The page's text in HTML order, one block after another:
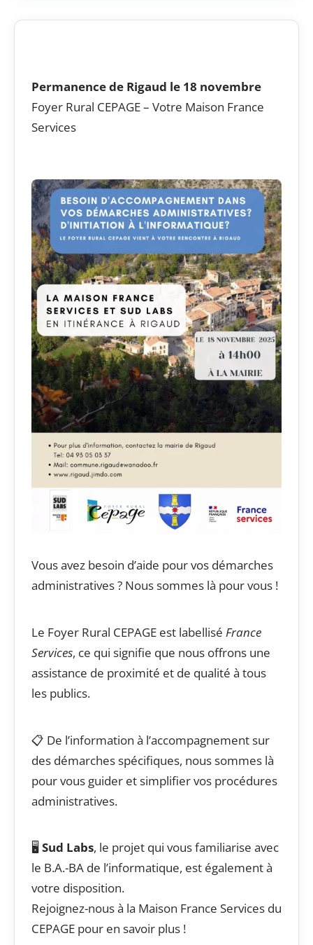
Permanence de Rigaud le 18 novembre
Foyer Rural CEPAGE – Votre Maison France
Services
Vous avez besoin d’aide pour vos démarches
administratives ? Nous sommes là pour vous !
Le Foyer Rural CEPAGE est labellisé France
Services, ce qui signifie que nous offrons une
assistance de proximité et de qualité à tous
les publics.
📋 De l’information à l’accompagnement sur
des démarches spécifiques, nous sommes là
pour vous guider et simplifier vos procédures
administratives.
🖥️ Sud Labs, le projet qui vous familiarise avec
le B.A.-BA de l’informatique, est également à
votre disposition.
Rejoignez-nous à la Maison France Services du
CEPAGE pour en savoir plus !